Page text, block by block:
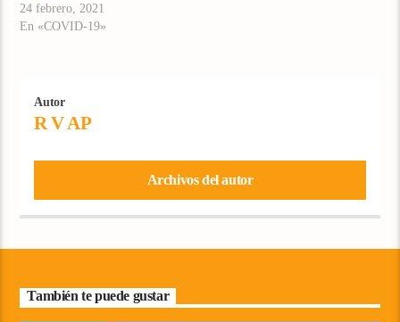
24 febrero, 2021
En «COVID-19»
Autor
R V AP
Archivos del autor
También te puede gustar